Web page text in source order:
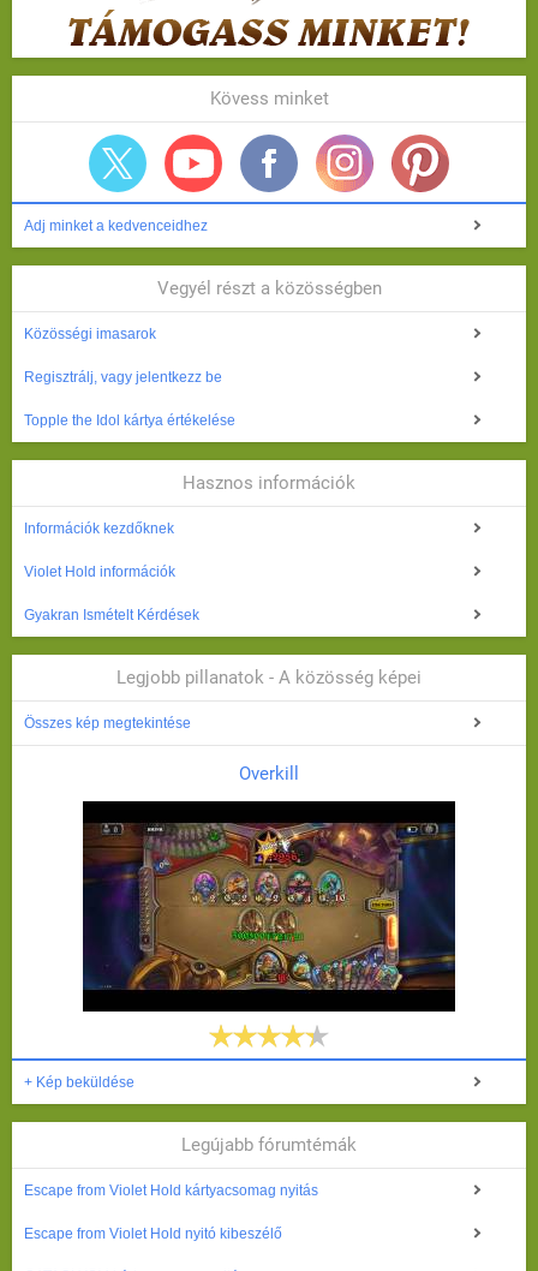
Kövess minket
Adj minket a kedvenceidhez
Vegyél részt a közösségben
Közösségi imasarok
Regisztrálj, vagy jelentkezz be
Topple the Idol kártya értékelése
Hasznos információk
Információk kezdőknek
Violet Hold információk
Gyakran Ismételt Kérdések
Legjobb pillanatok - A közösség képei
Összes kép megtekintése
Overkill
+ Kép beküldése
Legújabb fórumtémák
Escape from Violet Hold kártyacsomag nyitás
Escape from Violet Hold nyitó kibeszélő